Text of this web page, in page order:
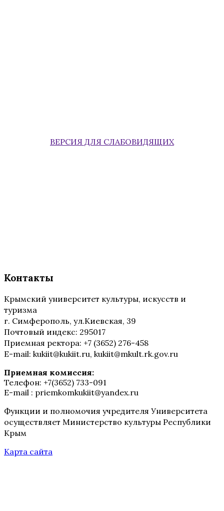
ВЕРСИЯ ДЛЯ СЛАБОВИДЯЩИХ
Контакты
Крымский университет культуры, искусств и
туризма
г. Симферополь, ул.Киевская, 39
Почтовый индекс: 295017
Приемная ректора: +7 (3652) 276-458
E-mail: kukiit@kukiit.ru, kukiit@mkult.rk.gov.ru
Приемная комиссия:
Телефон: +7(3652) 733-091
E-mail : priemkomkukiit@yandex.ru
Функции и полномочия учредителя Университета
осуществляет Министерство культуры Республики
Крым
Карта сайта